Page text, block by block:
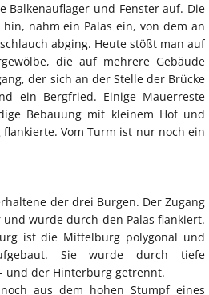
Balkenauflager und Fenster auf. Die
nahm ein Palas ein, von dem an
abging. Heute stößt man auf
die auf mehrere Gebäude
der sich an der Stelle der Brücke
ein Bergfried. Einige Mauerreste
Bebauung mit kleinem Hof und
Vom Turm ist nur noch ein
der drei Burgen. Der Zugang
wurde durch den Palas flankiert.
ist die Mittelburg polygonal und
Sie wurde durch tiefe
und der Hinterburg getrennt.
aus dem hohen Stumpf eines